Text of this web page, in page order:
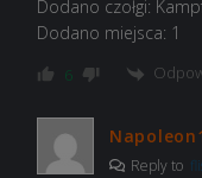
Dodano czołgi:
Dodano miejsca: 1
6
Reply to